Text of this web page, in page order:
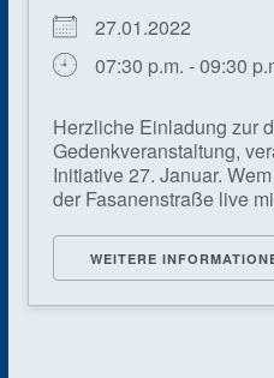
27.01.2022
07:30 p.m. - 09:30
Herzliche Einladung zur
Gedenkveranstaltung,
Initiative 27. Januar.
der Fasanenstraße live
WEITERE